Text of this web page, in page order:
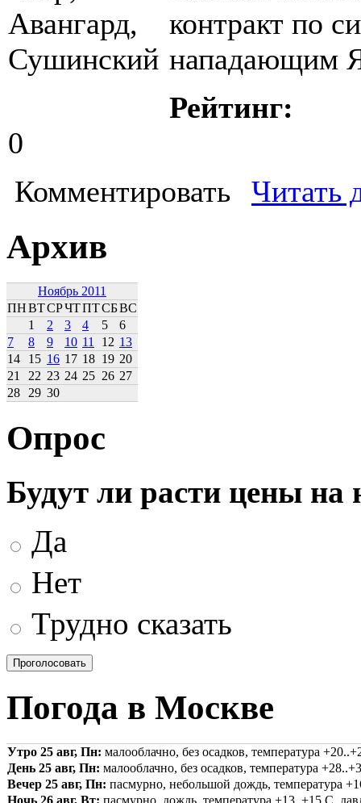
контракт по
нападающим
Рейтинг:
0
Комментировать
Читать
Архив
Ноябрь 2011
ПНВТСРЧТПТСБВС
1
2 3 4 5
6
7
8 9 10 11 12 13
14
15 16 17 18 19 20
21
22 23 24 25 26 27
28
29 30
Опрос
Будут ли расти цены
Да
Нет
Трудно сказать
Погода в Москве
Утро 25 авг, Пн: малооблачно, без осадков, температура
День 25 авг, Пн: малооблачно, без осадков, температура
Вечер 25 авг, Пн: пасмурно, небольшой дождь, температура